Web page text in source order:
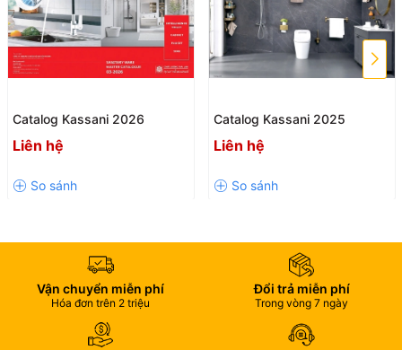
Catalog Kassani 2026
Liên hệ
Catalog Kassani 2025
Liên hệ
Vận chuyển miễn phí
Hóa đơn trên 2 triệu
Đổi trả miễn phí
Trong vòng 7 ngày